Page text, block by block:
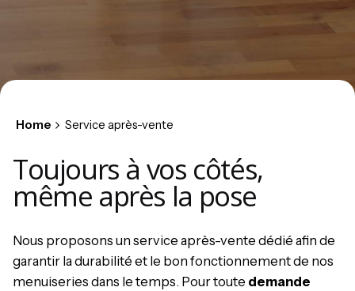
Home Service après-vente
Toujours à vos côtés,
même après la pose
Nous proposons un service après-vente dédié afin de
garantir la durabilité et le bon fonctionnement de nos
menuiseries dans le temps. Pour toute demande